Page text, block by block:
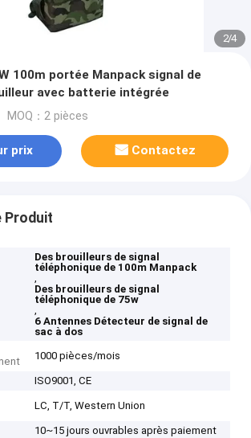
2/4
100m portée Manpack signal de
avec batterie intégrée
MOQ：2 pièces
prix Contactez
Produit
Des brouilleurs de signal
téléphonique de 100m Manpack
,
Des brouilleurs de signal
téléphonique de 75w
,
6 Antennes Détecteur de signal de
sac à dos
1000 pièces/mois
ISO9001, CE
LC, T/T, Western Union
10~15 jours ouvrables après paiement